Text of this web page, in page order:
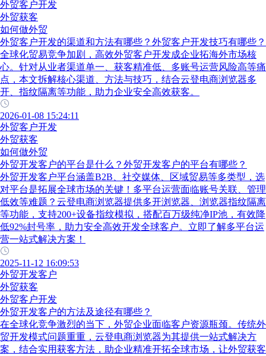
外贸客户开发
外贸获客
如何做外贸
外贸客户开发的渠道和方法有哪些？外贸客户开发技巧有哪些？
全球化贸易竞争加剧，高效外贸客户开发成企业拓海外市场核
心。针对从业者渠道单一、获客精准低、多账号运营风险高等痛
点，本文拆解核心渠道、方法与技巧，结合云登电商浏览器多
开、指纹隔离等功能，助力企业安全高效获客。
2026-01-08 15:24:11
外贸客户开发
外贸获客
如何做外贸
外贸开发客户的平台是什么？外贸开发客户的平台有哪些？
外贸开发客户平台涵盖B2B、社交媒体、区域贸易等多类型，选
对平台是拓展全球市场的关键！多平台运营面临账号关联、管理
低效等难题？云登电商浏览器提供多开浏览器、浏览器指纹隔离
等功能，支持200+设备指纹模拟，搭配百万级纯净IP池，有效降
低92%封号率，助力安全高效开发全球客户。立即了解多平台运
营一站式解决方案！
2025-11-12 16:09:53
外贸开发客户
外贸获客
外贸客户开发
外贸开发客户的方法及途径有哪些？
在全球化竞争激烈的当下，外贸企业面临客户资源瓶颈。传统外
贸开发模式问题重重，云登电商浏览器为其提供一站式解决方
案，结合实用获客方法，助企业精准开拓全球市场，让外贸获客